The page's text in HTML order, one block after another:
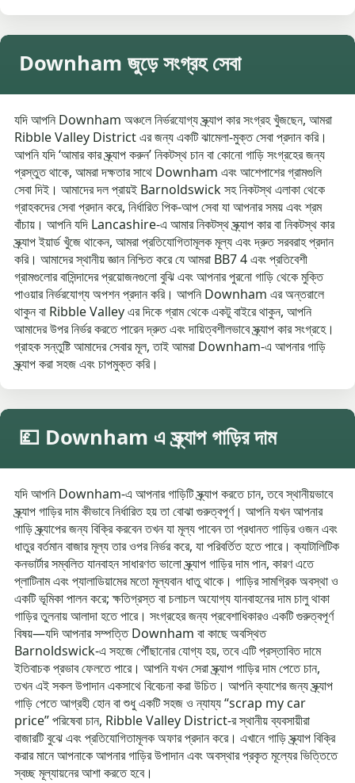
Downham জুড়ে সংগ্রহ সেবা
যদি আপনি Downham অঞ্চলে নির্ভরযোগ্য স্ক্র্যাপ কার সংগ্রহ খুঁজছেন, আমরা
Ribble Valley District এর জন্য একটি ঝামেলা-মুক্ত সেবা প্রদান করি।
আপনি যদি ‘আমার কার স্ক্র্যাপ করুন’ নিকটস্থ চান বা কোনো গাড়ি সংগ্রহের জন্য
প্রস্তুত থাকে, আমরা দক্ষতার সাথে Downham এবং আশেপাশের গ্রামগুলি
সেবা দিই। আমাদের দল প্রায়ই Barnoldswick সহ নিকটস্থ এলাকা থেকে
গ্রাহকদের সেবা প্রদান করে, নির্ধারিত পিক-আপ সেবা যা আপনার সময় এবং শ্রম
বাঁচায়। আপনি যদি Lancashire-এ আমার নিকটস্থ স্ক্র্যাপ কার বা নিকটস্থ কার
স্ক্র্যাপ ইয়ার্ড খুঁজে থাকেন, আমরা প্রতিযোগিতামূলক মূল্য এবং দ্রুত সরবরাহ প্রদান
করি। আমাদের স্থানীয় জ্ঞান নিশ্চিত করে যে আমরা BB7 4 এবং প্রতিবেশী
গ্রামগুলোর বাসিন্দাদের প্রয়োজনগুলো বুঝি এবং আপনার পুরনো গাড়ি থেকে মুক্তি
পাওয়ার নির্ভরযোগ্য অপশন প্রদান করি। আপনি Downham এর অন্তরালে
থাকুন বা Ribble Valley এর দিকে গ্রাম থেকে একটু বাইরে থাকুন, আপনি
আমাদের উপর নির্ভর করতে পারেন দ্রুত এবং দায়িত্বশীলভাবে স্ক্র্যাপ কার সংগ্রহে।
গ্রাহক সন্তুষ্টি আমাদের সেবার মূল, তাই আমরা Downham-এ আপনার গাড়ি
স্ক্র্যাপ করা সহজ এবং চাপমুক্ত করি।
💷 Downham এ স্ক্র্যাপ গাড়ির দাম
যদি আপনি Downham-এ আপনার গাড়িটি স্ক্র্যাপ করতে চান, তবে স্থানীয়ভাবে
স্ক্র্যাপ গাড়ির দাম কীভাবে নির্ধারিত হয় তা বোঝা গুরুত্বপূর্ণ। আপনি যখন আপনার
গাড়ি স্ক্র্যাপের জন্য বিক্রি করবেন তখন যা মূল্য পাবেন তা প্রধানত গাড়ির ওজন এবং
ধাতুর বর্তমান বাজার মূল্য তার ওপর নির্ভর করে, যা পরিবর্তিত হতে পারে। ক্যাটালিটিক
কনভার্টার সম্বলিত যানবাহন সাধারণত ভালো স্ক্র্যাপ গাড়ির দাম পান, কারণ এতে
প্লাটিনাম এবং প্যালাডিয়ামের মতো মূল্যবান ধাতু থাকে। গাড়ির সামগ্রিক অবস্থা ও
একটি ভূমিকা পালন করে; ক্ষতিগ্রস্ত বা চলাচল অযোগ্য যানবাহনের দাম চালু থাকা
গাড়ির তুলনায় আলাদা হতে পারে। সংগ্রহের জন্য প্রবেশাধিকারও একটি গুরুত্বপূর্ণ
বিষয়—যদি আপনার সম্পত্তি Downham বা কাছে অবস্থিত
Barnoldswick-এ সহজে পৌঁছানোর যোগ্য হয়, তবে এটি প্রস্তাবিত দামে
ইতিবাচক প্রভাব ফেলতে পারে। আপনি যখন সেরা স্ক্র্যাপ গাড়ির দাম পেতে চান,
তখন এই সকল উপাদান একসাথে বিবেচনা করা উচিত। আপনি ক্যাশের জন্য স্ক্র্যাপ
গাড়ি পেতে আগ্রহী হোন বা শুধু একটি সহজ ও ন্যায্য “scrap my car
price” পরিষেবা চান, Ribble Valley District-র স্থানীয় ব্যবসায়ীরা
বাজারটি বুঝে এবং প্রতিযোগিতামূলক অফার প্রদান করে। এখানে গাড়ি স্ক্র্যাপ বিক্রি
করার মানে আপনাকে আপনার গাড়ির উপাদান এবং অবস্থার প্রকৃত মূল্যের ভিত্তিতে
স্বচ্ছ মূল্যায়নের আশা করতে হবে।